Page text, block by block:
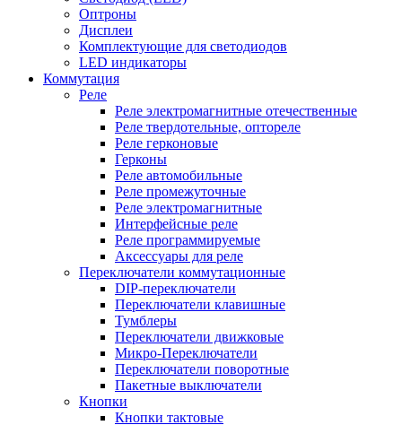
Оптроны
Дисплеи
Комплектующие для светодиодов
LED индикаторы
Коммутация
Реле
Реле электромагнитные отечественные
Реле твердотельные, оптореле
Реле герконовые
Герконы
Реле автомобильные
Реле промежуточные
Реле электромагнитные
Интерфейсные реле
Реле программируемые
Аксессуары для реле
Переключатели коммутационные
DIP-переключатели
Переключатели клавишные
Тумблеры
Переключатели движковые
Микро-Переключатели
Переключатели поворотные
Пакетные выключатели
Кнопки
Кнопки тактовые